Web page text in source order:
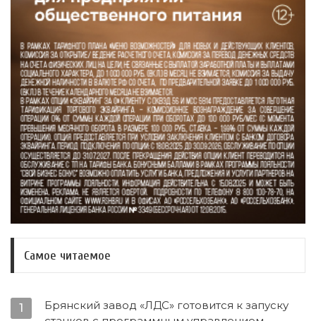
Самое читаемое
1
Брянский завод «ЛДС» готовится к запуску